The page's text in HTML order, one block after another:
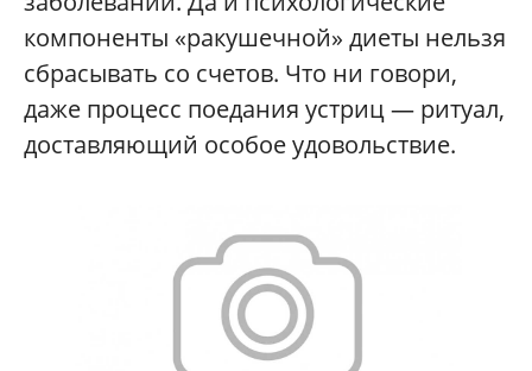
компоненты «ракушечной» диеты нельзя
сбрасывать со счетов. Что ни говори,
даже процесс поедания устриц — ритуал,
доставляющий особое удовольствие.